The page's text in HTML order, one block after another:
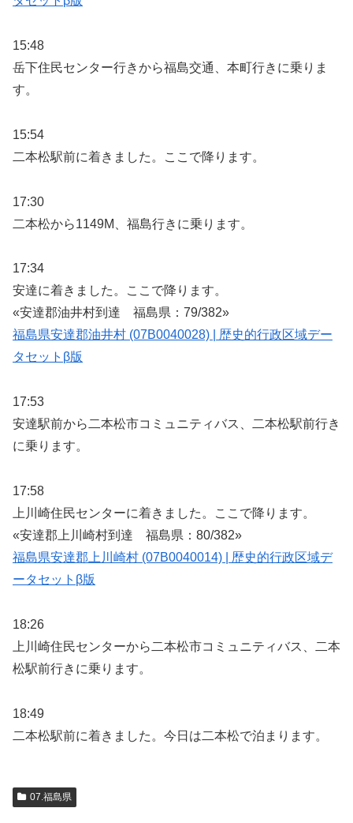
15:48
岳下住民センター行きから福島交通、本町行きに乗りま
す。
15:54
二本松駅前に着きました。ここで降ります。
17:30
二本松から1149M、福島行きに乗ります。
17:34
安達に着きました。ここで降ります。
«安達郡油井村到達 福島県：79/382»
福島県安達郡油井村 (07B0040028) | 歴史的行政区域デー
タセットβ版
17:53
安達駅前から二本松市コミュニティバス、二本松駅前行き
に乗ります。
17:58
上川崎住民センターに着きました。ここで降ります。
«安達郡上川崎村到達 福島県：80/382»
福島県安達郡上川崎村 (07B0040014) | 歴史的行政区域デ
ータセットβ版
18:26
上川崎住民センターから二本松市コミュニティバス、二本
松駅前行きに乗ります。
18:49
二本松駅前に着きました。今日は二本松で泊まります。
07.福島県